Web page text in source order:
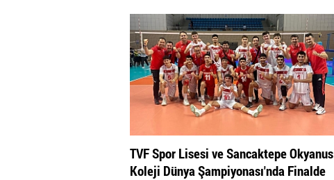
TVF Spor Lisesi ve Sancaktepe Okyanus
Koleji Dünya Şampiyonası'nda Finalde